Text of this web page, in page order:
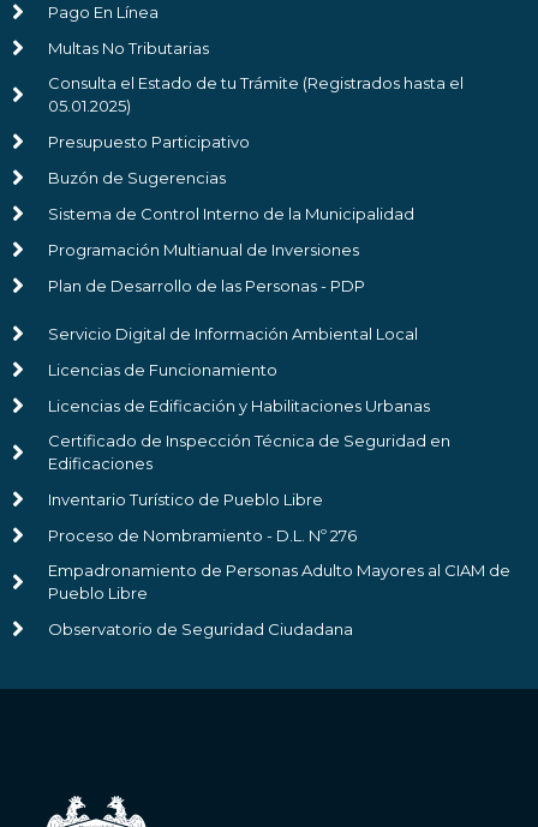
Pago En Línea
Multas No Tributarias
Consulta el Estado de tu Trámite (Registrados hasta el
05.01.2025)
Presupuesto Participativo
Buzón de Sugerencias
Sistema de Control Interno de la Municipalidad
Programación Multianual de Inversiones
Plan de Desarrollo de las Personas - PDP
Servicio Digital de Información Ambiental Local
Licencias de Funcionamiento
Licencias de Edificación y Habilitaciones Urbanas
Certificado de Inspección Técnica de Seguridad en
Edificaciones
Inventario Turístico de Pueblo Libre
Proceso de Nombramiento - D.L. Nº 276
Empadronamiento de Personas Adulto Mayores al CIAM de
Pueblo Libre
Observatorio de Seguridad Ciudadana